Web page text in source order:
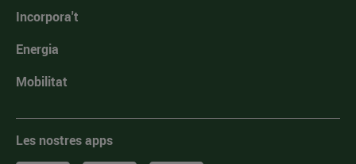
Incorpora't
Energia
Mobilitat
Les nostres apps